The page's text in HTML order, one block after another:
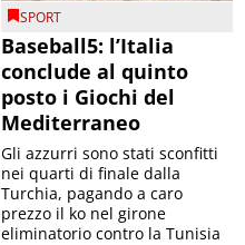
SPORT
Baseball5: l’Italia
conclude al quinto
posto i Giochi del
Mediterraneo
Gli azzurri sono stati sconfitti
nei quarti di finale dalla
Turchia, pagando a caro
prezzo il ko nel girone
eliminatorio contro la Tunisia